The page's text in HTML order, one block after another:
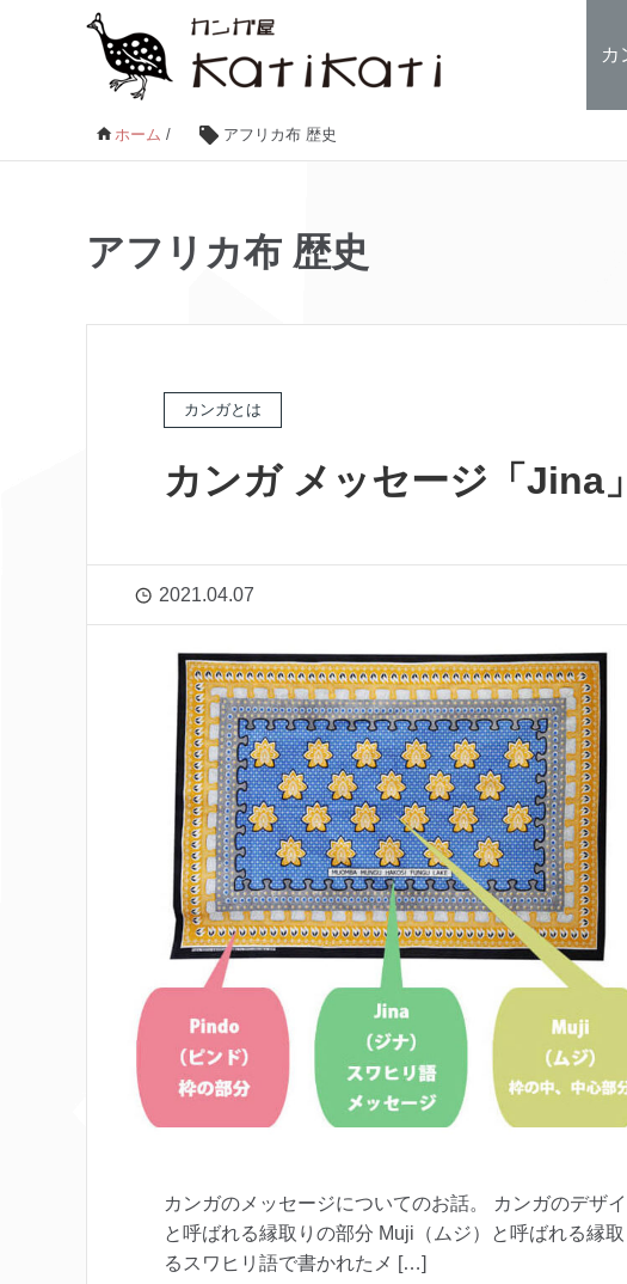
カ
ホーム / アフリカ布 歴史
アフリカ布 歴史
カンガとは
カンガ メッセージ「Jina
2021.04.07
カンガのメッセージについてのお話。 カンガのデザ
と呼ばれる縁取りの部分 Muji（ムジ）と呼ばれる縁
るスワヒリ語で書かれたメ […]